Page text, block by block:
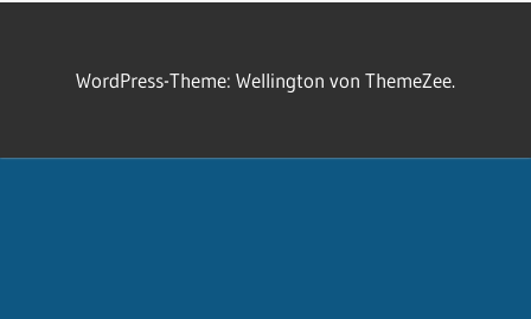
WordPress-Theme: Wellington von ThemeZee.